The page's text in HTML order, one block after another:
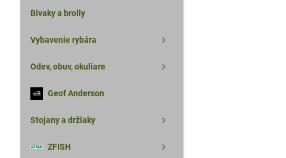
Bivaky a brolly
Vybavenie rybára
Odev, obuv, okuliare
Geof Anderson
Stojany a držiaky
ZFISH